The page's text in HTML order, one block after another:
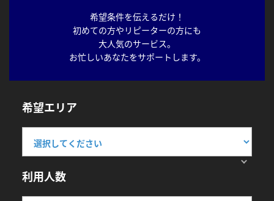
希望条件を伝えるだけ！
初めての方やリピーターの方にも
大人気のサービス。
お忙しいあなたをサポートします。
希望エリア
利用人数